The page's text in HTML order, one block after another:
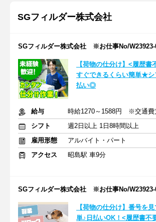
SGフィルダー株式会社
SGフィルダー株式会社 ※お仕事No/W23923-
【荷物の仕分け】<履歴書
すぐできるくらい簡単★シ
払い◎
給与
時給1270～1588円 ※交通費
シフト
週2日以上 1日8時間以上
雇用形態
アルバイト・パート
アクセス
昭島駅 車9分
SGフィルダー株式会社 ※お仕事No/W23923-
【荷物の仕分け】番号を
単♪日払いOK！<履歴書不